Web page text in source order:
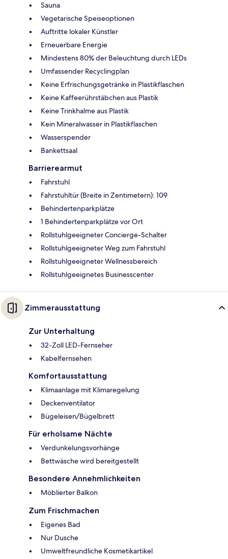
Sauna
Vegetarische Speiseoptionen
Auftritte lokaler Künstler
Erneuerbare Energie
Mindestens 80% der Beleuchtung durch LEDs
Umfassender Recyclingplan
Keine Erfrischungsgetränke in Plastikflaschen
Keine Kaffeerührstäbchen aus Plastik
Keine Trinkhalme aus Plastik
Kein Mineralwasser in Plastikflaschen
Wasserspender
Bankettsaal
Barrierearmut
Fahrstuhl
Fahrstuhltür (Breite in Zentimetern): 109
Behindertenparkplätze
1 Behindertenparkplätze vor Ort
Rollstuhlgeeigneter Concierge-Schalter
Rollstuhlgeeigneter Weg zum Fahrstuhl
Rollstuhlgeeigneter Wellnessbereich
Rollstuhlgeeignetes Businesscenter
Zimmerausstattung
Zur Unterhaltung
32-Zoll LED-Fernseher
Kabelfernsehen
Komfortausstattung
Klimaanlage mit Klimaregelung
Deckenventilator
Bügeleisen/Bügelbrett
Für erholsame Nächte
Verdunkelungsvorhänge
Bettwäsche wird bereitgestellt
Besondere Annehmlichkeiten
Möblierter Balkon
Zum Frischmachen
Eigenes Bad
Nur Dusche
Umweltfreundliche Kosmetikartikel